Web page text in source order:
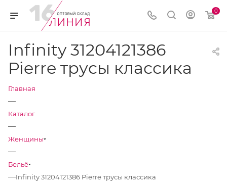
0
Infinity 31204121386
Pierre трусы классика
Главная
—
Каталог
—
Женщины
—
Бельё
—Infinity 31204121386 Pierre трусы классика